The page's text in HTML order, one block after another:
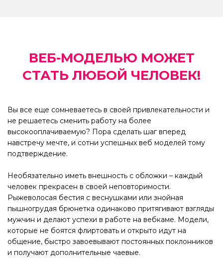
ВЕБ-МОДЕЛЬЮ МОЖЕТ
СТАТЬ ЛЮБОЙ ЧЕЛОВЕК!
Вы все еще сомневаетесь в своей привлекательности и
не решаетесь сменить работу на более
высокооплачиваемую? Пора сделать шаг вперед
навстречу мечте, и сотни успешных веб моделей тому
подтверждение.
Необязательно иметь внешность с обложки – каждый
человек прекрасен в своей неповторимости.
Рыжеволосая бестия с веснушками или знойная
пышногрудая брюнетка одинаково притягивают взгляды
мужчин и делают успехи в работе на вебкаме. Модели,
которые не боятся флиртовать и открыто идут на
общение, быстро завоевывают постоянных поклонников
и получают дополнительные чаевые.